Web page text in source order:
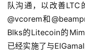
队沟通，以改善LTC
@vcorem和
Blks的Litecoin的
已经实施了与